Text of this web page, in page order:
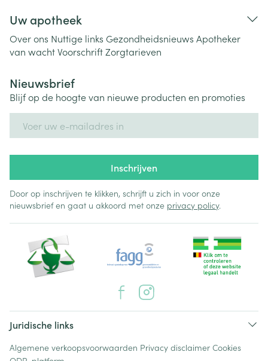
Uw apotheek
Over ons Nuttige links Gezondheidsnieuws Apotheker
van wachtVoorschriftZorgtarieven
Nieuwsbrief
Blijf op de hoogte van nieuwe producten en promoties
Inschrijven
Door op inschrijven te klikken, schrijft u zich in voor onze
nieuwsbrief en gaat u akkoord met onze privacy policy.
Juridische links
Algemene verkoopsvoorwaarden Privacy disclaimer Cookies